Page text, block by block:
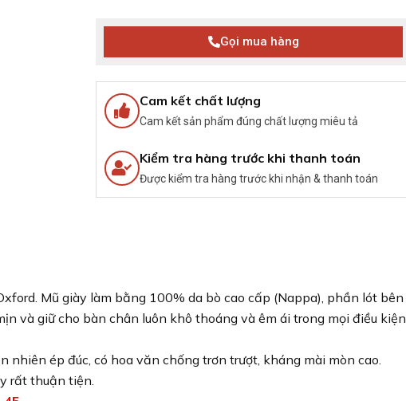
Gọi mua hàng
Cam kết chất lượng
Cam kết sản phẩm đúng chất lượng miêu tả
Kiểm tra hàng trước khi thanh toán
Được kiểm tra hàng trước khi nhận & thanh toán
Mũ giày làm bằng 100% da bò cao cấp (Nappa), phần lót bên
và giữ cho bàn chân luôn khô thoáng và êm ái trong mọi điều kiện
nhiên ép đúc, có hoa văn chống trơn trượt, kháng mài mòn cao.
rất thuận tiện.